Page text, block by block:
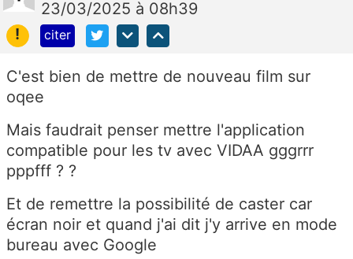
23/03/2025 à 08h39
!
citer
C'est bien de mettre de nouveau film sur
oqee
Mais faudrait penser mettre l'application
compatible pour les tv avec VIDAA gggrrr
pppfff ? ?
Et de remettre la possibilité de caster car
écran noir et quand j'ai dit j'y arrive en mode
bureau avec Google